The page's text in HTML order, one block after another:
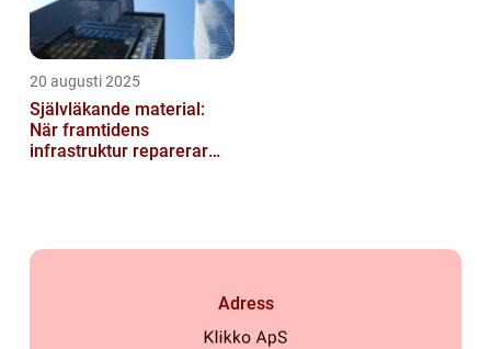
20 augusti 2025
Självläkande material:
När framtidens
infrastruktur reparerar
Adress